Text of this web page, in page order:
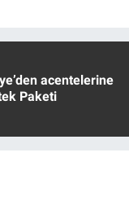
acentelerine
Paketi